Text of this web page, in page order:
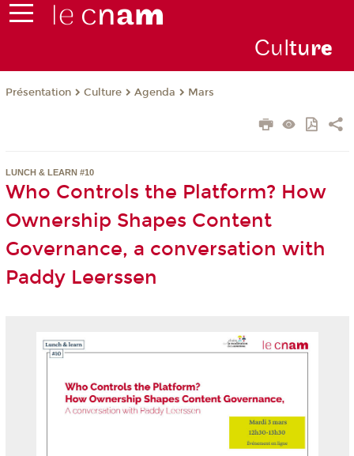
Culture
Présentation Culture Agenda Mars
LUNCH & LEARN #10
Who Controls the Platform? How
Ownership Shapes Content
Governance, a conversation with
Paddy Leerssen